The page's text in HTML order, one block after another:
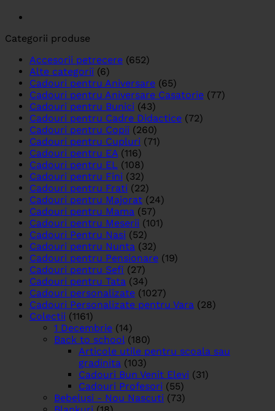
Categorii produse
Accesorii petrecere (652)
Alte categorii (6)
Cadouri pentru Aniversare (65)
Cadouri pentru Aniversare Casatorie (77)
Cadouri pentru Bunici (43)
Cadouri pentru Cadre Didactice (72)
Cadouri pentru Copii (260)
Cadouri pentru Cupluri (71)
Cadouri pentru EA (116)
Cadouri pentru EL (108)
Cadouri pentru Fini (32)
Cadouri pentru Frati (22)
Cadouri pentru Majorat (24)
Cadouri pentru Mama (57)
Cadouri pentru Meserii (101)
Cadouri Pentru Nasi (52)
Cadouri pentru Nunta (32)
Cadouri pentru Pensionare (19)
Cadouri pentru Sefi (27)
Cadouri pentru Tata (34)
Cadouri personalizate (1027)
Cadouri Personalizate pentru Vara (28)
Colectii (1161)
1 Decembrie (14)
Back to school (180)
Articole utile pentru scoala sau
gradinita (103)
Cadouri Bun Venit Elevi (31)
Cadouri Profesori (55)
Bebelusi - Nou Nascuti (73)